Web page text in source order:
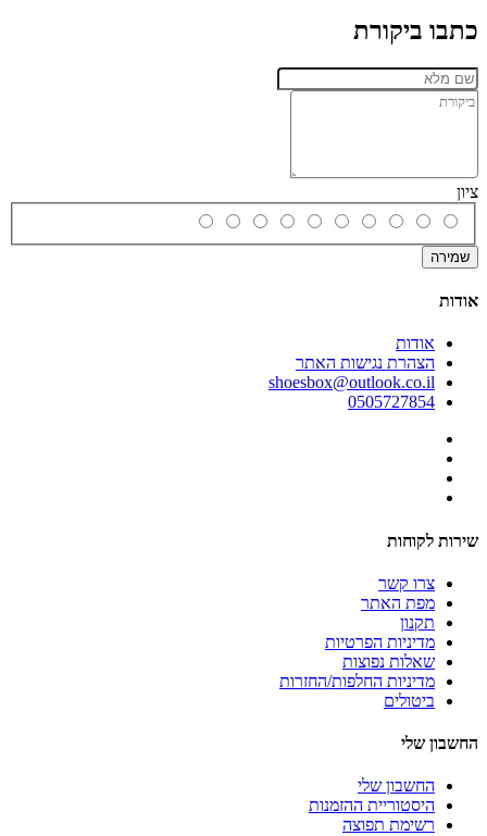
כתבו ביקורת
ציון
שמירה
אודות
אודות
הצהרת נגישות האתר
shoesbox@outlook.co.il
0505727854
שירות לקוחות
צרו קשר
מפת האתר
תקנון
מדיניות הפרטיות
שאלות נפוצות
מדיניות החלפות/החזרות
ביטולים
החשבון שלי
החשבון שלי
היסטוריית ההזמנות
רשימת תפוצה